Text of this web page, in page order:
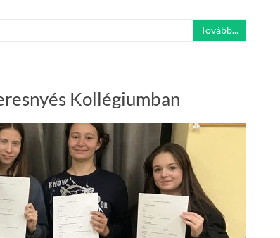
Tovább...
Kollégiumban